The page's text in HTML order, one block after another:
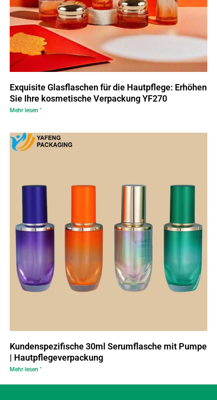
Exquisite Glasflaschen für die Hautpflege: Erhöhen
Sie Ihre kosmetische Verpackung YF270
Mehr lesen "
Kundenspezifische 30ml Serumflasche mit Pumpe
| Hautpflegeverpackung
Mehr lesen "